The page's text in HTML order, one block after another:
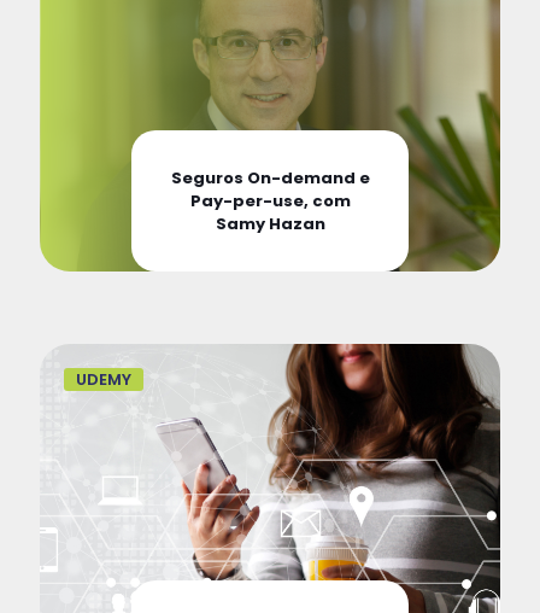
Seguros On-demand e
Pay-per-use, com
Samy Hazan
UDEMY